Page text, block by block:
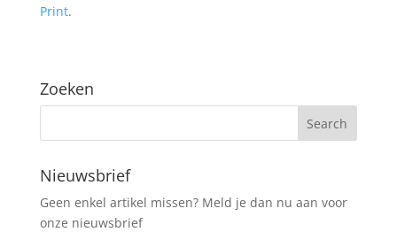
Print.
Zoeken
Nieuwsbrief
Geen enkel artikel missen? Meld je dan nu aan voor
onze nieuwsbrief